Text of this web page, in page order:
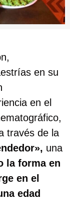
en su
en el
través de la
una
la forma en
en el
edad